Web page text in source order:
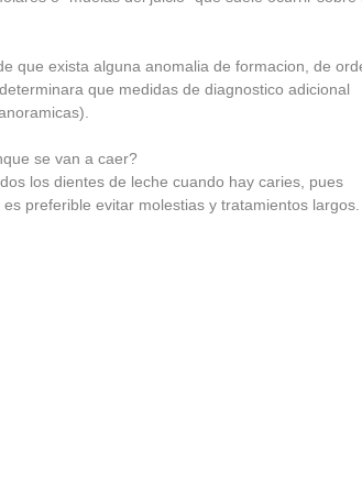
que exista alguna anomalia de formacion, de
que medidas de diagnostico adicional
se van a caer?
los dientes de leche cuando hay caries, pues
preferible evitar molestias y tratamientos largos.